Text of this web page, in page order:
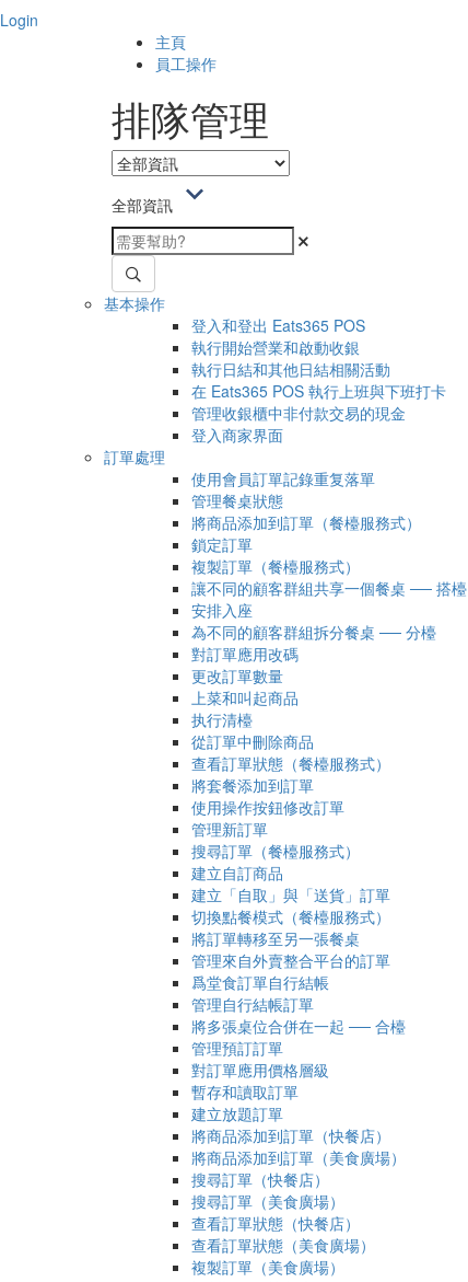
Login
主頁
員工操作
排隊管理
全部資訊
基本操作
登入和登出 Eats365 POS
執行開始營業和啟動收銀
執行日結和其他日結相關活動
在 Eats365 POS 執行上班與下班打卡
管理收銀櫃中非付款交易的現金
登入商家界面
訂單處理
使用會員訂單記錄重复落單
管理餐桌狀態
將商品添加到訂單（餐檯服務式）
鎖定訂單
複製訂單（餐檯服務式）
讓不同的顧客群組共享一個餐桌 ── 搭檯
安排入座
為不同的顧客群組拆分餐桌 ── 分檯
對訂單應用改碼
更改訂單數量
上菜和叫起商品
执行清檯
從訂單中刪除商品
查看訂單狀態（餐檯服務式）
將套餐添加到訂單
使用操作按鈕修改訂單
管理新訂單
搜尋訂單（餐檯服務式）
建立自訂商品
建立「自取」與「送貨」訂單
切換點餐模式（餐檯服務式）
將訂單轉移至另一張餐桌
管理來自外賣整合平台的訂單
爲堂食訂單自行結帳
管理自行結帳訂單
將多張桌位合併在一起 ── 合檯
管理預訂訂單
對訂單應用價格層級
暫存和讀取訂單
建立放題訂單
將商品添加到訂單（快餐店）
將商品添加到訂單（美食廣場）
搜尋訂單（快餐店）
搜尋訂單（美食廣場）
查看訂單狀態（快餐店）
查看訂單狀態（美食廣場）
複製訂單（美食廣場）